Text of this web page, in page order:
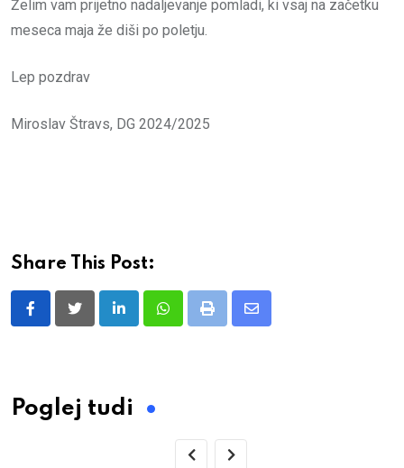
Želim vam prijetno nadaljevanje pomladi, ki vsaj na začetku
meseca maja že diši po poletju.
Lep pozdrav
Miroslav Štravs, DG 2024/2025
Share This Post:
LinkedInWhatsappPrint
Share
Poglej tudi